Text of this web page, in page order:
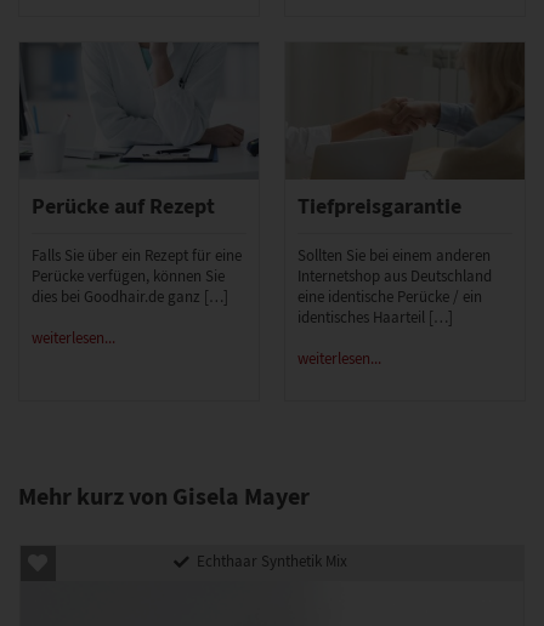
Perücke auf Rezept
Falls Sie über ein Rezept für eine
Perücke verfügen, können Sie
dies bei Goodhair.de ganz […]
weiterlesen...
Tiefpreisgarantie
Sollten Sie bei einem anderen
Internetshop aus Deutschland
eine identische Perücke / ein
identisches Haarteil […]
weiterlesen...
Mehr kurz von Gisela Mayer
Echthaar Synthetik Mix